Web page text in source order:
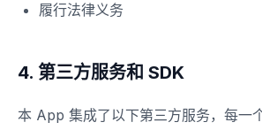
履行法律义务
4. 第三方服务和 SDK
本 App 集成了以下第三方服务，每一